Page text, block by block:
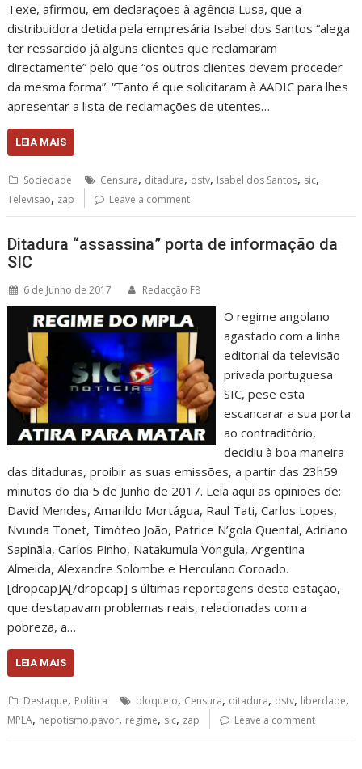
Texe, afirmou, em declarações à agência Lusa, que a
distribuidora detida pela empresária Isabel dos Santos “alega
ter ressarcido já alguns clientes que reclamaram
directamente” pelo que “os outros clientes devem proceder
da mesma forma”. “Tanto é que solicitaram à AADIC para lhes
apresentar a lista de reclamações de utentes…
LEIA MAIS
Sociedade Censura, ditadura, dstv, Isabel dos Santos, sic,
Televisão, zap Leave a comment
Ditadura “assassina” porta de informação da
SIC
6 de Junho de 2017 Redacção F8
O regime angolano
agastado com a linha
editorial da televisão
privada portuguesa
SIC, pese esta
escancarar a sua porta
ao contraditório,
decidiu à boa maneira
das ditaduras, proibir as suas emissões, a partir das 23h59
minutos do dia 5 de Junho de 2017. Leia aqui as opiniões de:
David Mendes, Amarildo Mortágua, Raul Tati, Carlos Lopes,
Nvunda Tonet, Timóteo João, Patrice N’gola Quental, Adriano
Sapinãla, Carlos Pinho, Natakumula Vongula, Argentina
Almeida, Alexandre Solombe e Herculano Coroado.
[dropcap]A[/dropcap] s últimas reportagens desta estação,
que destapavam problemas reais, relacionadas com a
pobreza, a…
LEIA MAIS
Destaque, Política bloqueio, Censura, ditadura, dstv, liberdade,
MPLA, nepotismo.pavor, regime, sic, zap Leave a comment